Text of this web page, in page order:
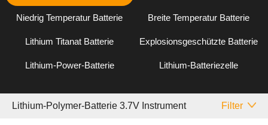
Niedrig Temperatur Batterie Breite Temperatur Batterie
Lithium Titanat Batterie Explosionsgeschützte Batterie
Lithium-Power-Batterie Lithium-Batteriezelle
Lithium-Polymer-Batterie 3.7V Instrument Filter